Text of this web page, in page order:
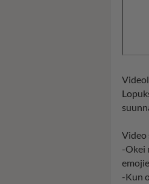
Video
-Okei
-Kun